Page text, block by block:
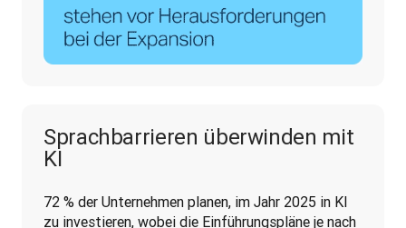
Sprachbarrieren überwinden mit
KI
72 % der Unternehmen planen, im Jahr 2025 in KI
zu investieren, wobei die Einführungspläne je nach